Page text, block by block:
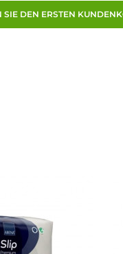
SIE DEN ERSTEN